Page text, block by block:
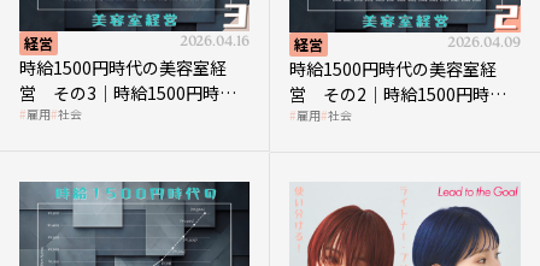
経営 2026.04.16
時給1500円時代の美容室経
営 その3｜時給1500円時
代、美容業はどのような影響
雇用 社会
経営 2026.04.09
時給1500円時代の美容室経
営 その2｜時給1500円時代
に支払う給与はいくらなのか
雇用 社会